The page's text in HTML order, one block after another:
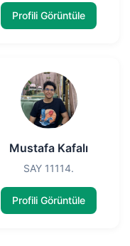
Profili Görüntüle
Mustafa Kafalı
SAY 11114.
Profili Görüntüle